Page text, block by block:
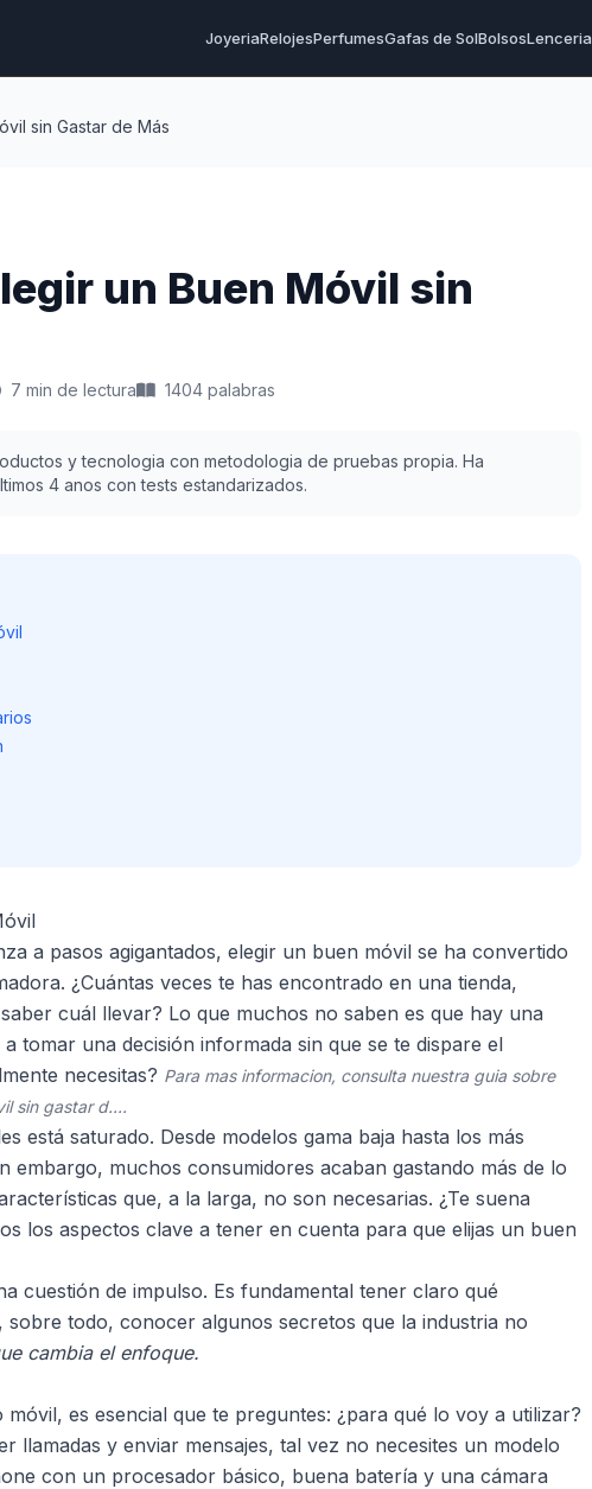
JoyeriaRelojesPerfumesGafas de SolBolsosLenceria
sin Gastar de Más
un Buen Móvil sin
7 min de lectura 1404 palabras
y tecnologia con metodologia de pruebas propia. Ha
4 anos con tests estandarizados.
a pasos agigantados, elegir un buen móvil se ha convertido
¿Cuántas veces te has encontrado en una tienda,
cuál llevar? Lo que muchos no saben es que hay una
tomar una decisión informada sin que se te dispare el
necesitas? Para mas informacion, consulta nuestra guia sobre
sin gastar d....
está saturado. Desde modelos gama baja hasta los más
embargo, muchos consumidores acaban gastando más de lo
que, a la larga, no son necesarias. ¿Te suena
los aspectos clave a tener en cuenta para que elijas un buen
cuestión de impulso. Es fundamental tener claro qué
sobre todo, conocer algunos secretos que la industria no
cambia el enfoque.
es esencial que te preguntes: ¿para qué lo voy a utilizar?
llamadas y enviar mensajes, tal vez no necesites un modelo
con un procesador básico, buena batería y una cámara